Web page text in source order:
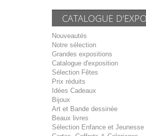
CATALOGUE
Nouveautés
Notre sélection
Grandes expositions
Catalogue d'exposition
Sélection Fêtes
Prix réduits
Idées Cadeaux
Bijoux
Art et Bande dessinée
Beaux livres
Sélection Enfance et Jeunesse